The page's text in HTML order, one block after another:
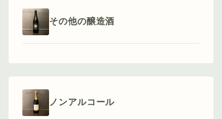
その他の醸造酒
ノンアルコール